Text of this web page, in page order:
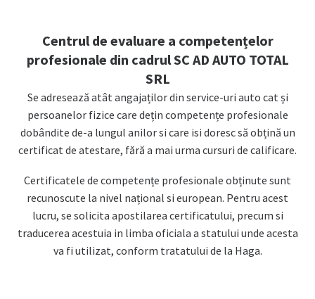
Centrul de evaluare a competențelor
profesionale din cadrul SC AD AUTO TOTAL
SRL
Se adresează atât angajaților din service-uri auto cat și
persoanelor fizice care dețin competențe profesionale
dobândite de-a lungul anilor si care isi doresc să obțină un
certificat de atestare, fără a mai urma cursuri de calificare.
Certificatele de competențe profesionale obținute sunt
recunoscute la nivel național si european. Pentru acest
lucru, se solicita apostilarea certificatului, precum si
traducerea acestuia in limba oficiala a statului unde acesta
va fi utilizat, conform tratatului de la Haga.